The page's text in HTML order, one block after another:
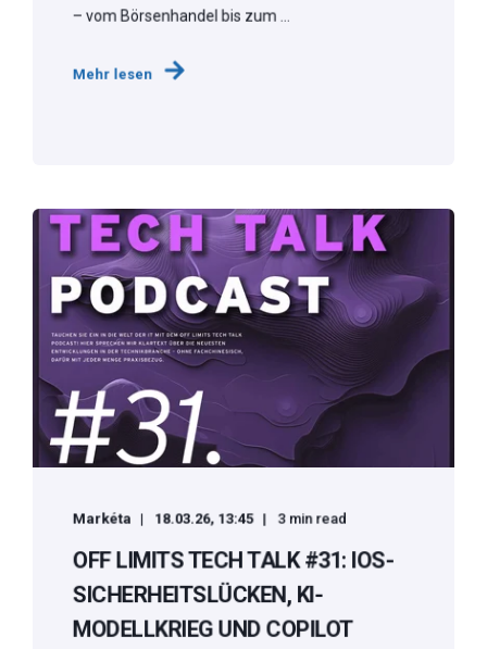
– vom Börsenhandel bis zum ...
Mehr lesen
Markéta 18.03.26, 13:45 3 min read
OFF LIMITS TECH TALK #31: IOS-
SICHERHEITSLÜCKEN, KI-
MODELLKRIEG UND COPILOT